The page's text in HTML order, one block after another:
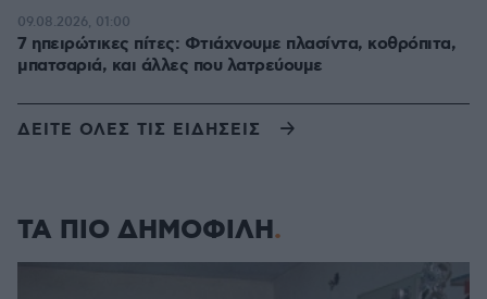
7 ηπειρώτικες πίτες: Φτιάχνουμε πλασίντα, κοθρόπιτα,
μπατσαριά, και άλλες που λατρεύουμε
09.08.2026, 01:00
ΔΕΙΤΕ ΟΛΕΣ ΤΙΣ ΕΙΔΗΣΕΙΣ
ΤΑ ΠΙΟ ΔΗΜΟΦΙΛΗ